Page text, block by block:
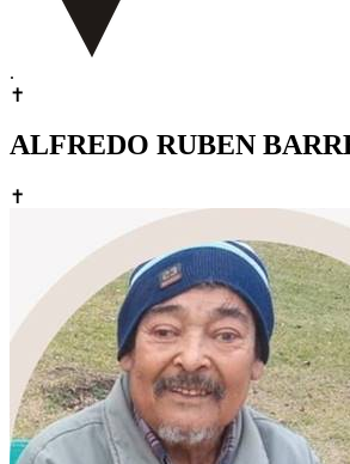
.
✝
ALFREDO RUBEN
✝